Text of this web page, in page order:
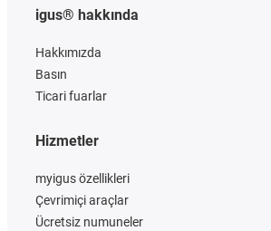
igus® hakkında
Hakkımızda
Basın
Ticari fuarlar
Hizmetler
myigus özellikleri
Çevrimiçi araçlar
Ücretsiz numuneler